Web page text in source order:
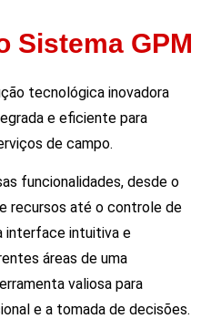
Sistema GPM
tecnológica inovadora
e eficiente para
de campo.
funcionalidades, desde o
recursos até o controle de
interface intuitiva e
áreas de uma
valiosa para
e a tomada de decisões.